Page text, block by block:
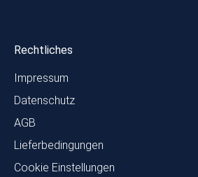
Rechtliches
Impressum
Datenschutz
AGB
Lieferbedingungen
Cookie Einstellungen